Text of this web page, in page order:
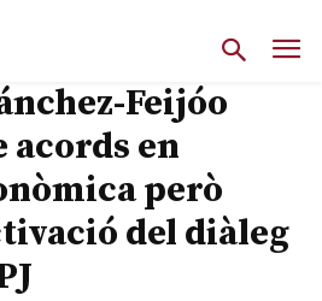
Feijóo
acords en
però
del diàleg